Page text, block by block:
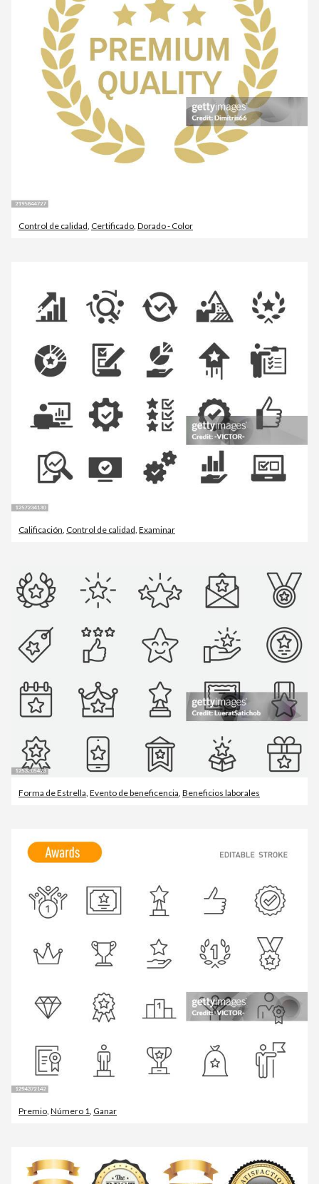
Control de calidad, Certificado, Dorado - Color
Calificación Control de calidad Examinar
Forma de Estrella Evento de beneficencia Beneficios laborales
Premio, Número 1, Ganar